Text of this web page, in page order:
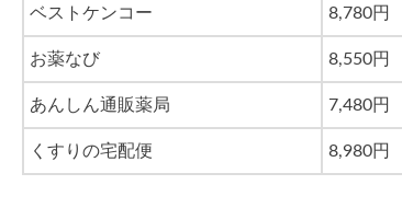
ベストケンコー 8,780円
お薬なび 8,550円
あんしん通販薬局 7,480円
くすりの宅配便 8,980円